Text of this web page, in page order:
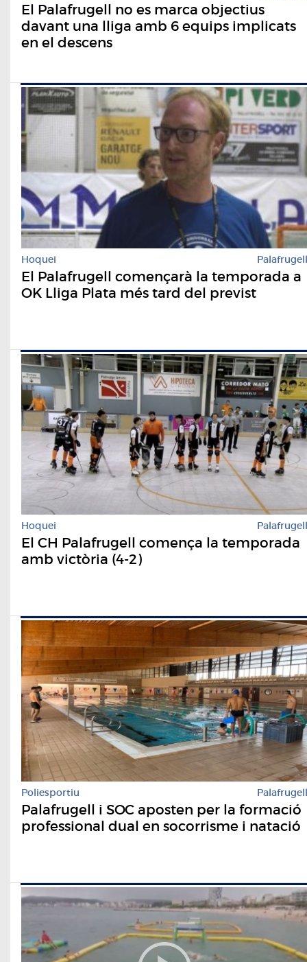
El Palafrugell no es marca objectius
davant una lliga amb 6 equips implicats
en el descens
Hoquei Palafrugell
El Palafrugell començarà la temporada a
OK Lliga Plata més tard del previst
Hoquei Palafrugell
El CH Palafrugell comença la temporada
amb victòria (4-2)
Poliesportiu Palafrugell
Palafrugell i SOC aposten per la formació
professional dual en socorrisme i natació